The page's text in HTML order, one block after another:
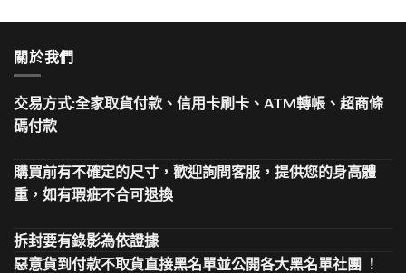
關於我們
交易方式:全家取貨付款、信用卡刷卡、ATM轉帳、超商條
碼付款
購買前有不確定的尺寸，歡迎詢問客服，提供您的身高體
重，如有瑕疵不合可退換
拆封要有錄影為依證據
惡意貨到付款不取貨直接黑名單並公開各大黑名單社團 ！